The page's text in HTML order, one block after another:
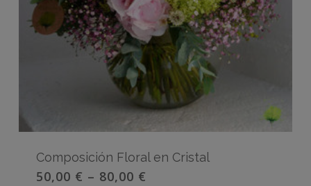
Composición Floral en Cristal
50,00 € – 80,00 €